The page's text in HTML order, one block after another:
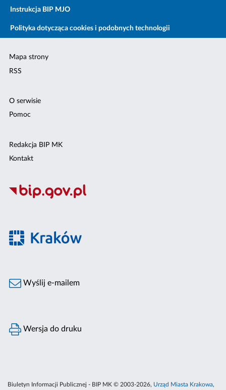
Instrukcja BIP MJO
Polityka dotycząca cookies i podobnych technologii
Mapa strony
RSS
O serwisie
Pomoc
Redakcja BIP MK
Kontakt
Wyślij e-mailem
Wersja do druku
Biuletyn Informacji Publicznej - BIP MK © 2003-2026, Urząd Miasta Krakowa,